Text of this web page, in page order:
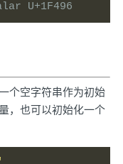
U+1F496
个空字符串作为初始
，也可以初始化一个